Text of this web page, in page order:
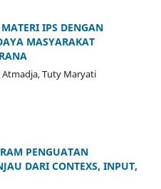
IPS DENGAN
MASYARAKAT
Tuty Maryati
PENGUATAN
DARI CONTEXS, INPUT,